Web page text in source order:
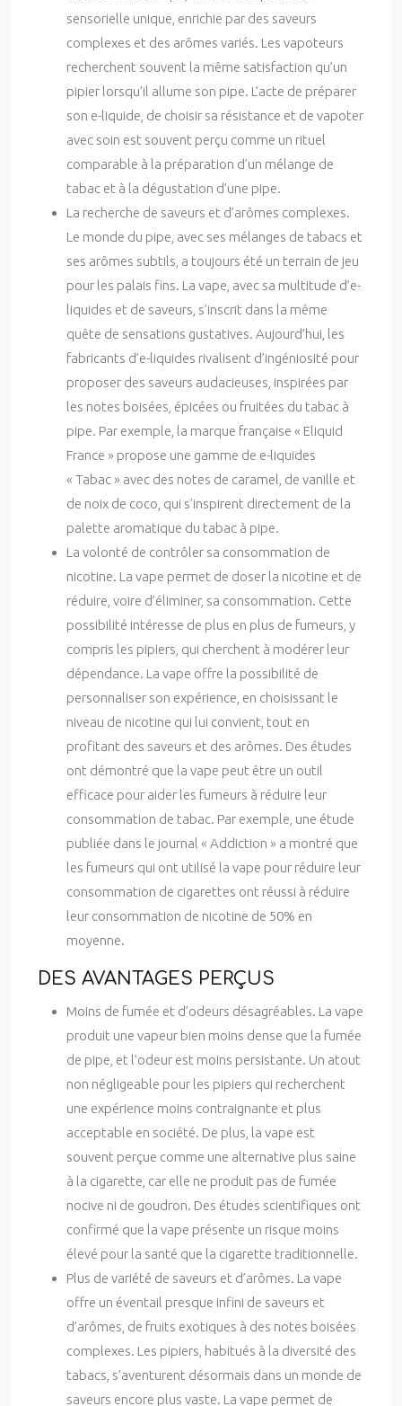
sensorielle unique, enrichie par des saveurs
complexes et des arômes variés. Les vapoteurs
recherchent souvent la même satisfaction qu’un
pipier lorsqu’il allume son pipe. L’acte de préparer
son e-liquide, de choisir sa résistance et de vapoter
avec soin est souvent perçu comme un rituel
comparable à la préparation d’un mélange de
tabac et à la dégustation d’une pipe.
La recherche de saveurs et d’arômes complexes.
Le monde du pipe, avec ses mélanges de tabacs et
ses arômes subtils, a toujours été un terrain de jeu
pour les palais fins. La vape, avec sa multitude d’e-
liquides et de saveurs, s’inscrit dans la même
quête de sensations gustatives. Aujourd’hui, les
fabricants d’e-liquides rivalisent d’ingéniosité pour
proposer des saveurs audacieuses, inspirées par
les notes boisées, épicées ou fruitées du tabac à
pipe. Par exemple, la marque française « Eliquid
France » propose une gamme de e-liquides
« Tabac » avec des notes de caramel, de vanille et
de noix de coco, qui s’inspirent directement de la
palette aromatique du tabac à pipe.
La volonté de contrôler sa consommation de
nicotine. La vape permet de doser la nicotine et de
réduire, voire d’éliminer, sa consommation. Cette
possibilité intéresse de plus en plus de fumeurs, y
compris les pipiers, qui cherchent à modérer leur
dépendance. La vape offre la possibilité de
personnaliser son expérience, en choisissant le
niveau de nicotine qui lui convient, tout en
profitant des saveurs et des arômes. Des études
ont démontré que la vape peut être un outil
efficace pour aider les fumeurs à réduire leur
consommation de tabac. Par exemple, une étude
publiée dans le journal « Addiction » a montré que
les fumeurs qui ont utilisé la vape pour réduire leur
consommation de cigarettes ont réussi à réduire
leur consommation de nicotine de 50% en
moyenne.
DES AVANTAGES PERÇUS
Moins de fumée et d’odeurs désagréables. La vape
produit une vapeur bien moins dense que la fumée
de pipe, et l’odeur est moins persistante. Un atout
non négligeable pour les pipiers qui recherchent
une expérience moins contraignante et plus
acceptable en société. De plus, la vape est
souvent perçue comme une alternative plus saine
à la cigarette, car elle ne produit pas de fumée
nocive ni de goudron. Des études scientifiques ont
confirmé que la vape présente un risque moins
élevé pour la santé que la cigarette traditionnelle.
Plus de variété de saveurs et d’arômes. La vape
offre un éventail presque infini de saveurs et
d’arômes, de fruits exotiques à des notes boisées
complexes. Les pipiers, habitués à la diversité des
tabacs, s’aventurent désormais dans un monde de
saveurs encore plus vaste. La vape permet de